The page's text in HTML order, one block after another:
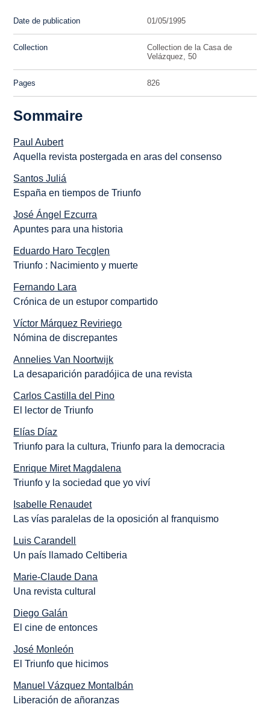
Date de publication 01/05/1995
Collection
Collection de la Casa de
Velázquez, 50
Pages 826
Sommaire
Paul Aubert
Aquella revista postergada en aras del consenso
Santos Juliá
España en tiempos de Triunfo
José Ángel Ezcurra
Apuntes para una historia
Eduardo Haro Tecglen
Triunfo : Nacimiento y muerte
Fernando Lara
Crónica de un estupor compartido
Víctor Márquez Reviriego
Nómina de discrepantes
Annelies Van Noortwijk
La desaparición paradójica de una revista
Carlos Castilla del Pino
El lector de Triunfo
Elías Díaz
Triunfo para la cultura, Triunfo para la democracia
Enrique Miret Magdalena
Triunfo y la sociedad que yo viví
Isabelle Renaudet
Las vías paralelas de la oposición al franquismo
Luis Carandell
Un país llamado Celtiberia
Marie-Claude Dana
Una revista cultural
Diego Galán
El cine de entonces
José Monleón
El Triunfo que hicimos
Manuel Vázquez Montalbán
Liberación de añoranzas